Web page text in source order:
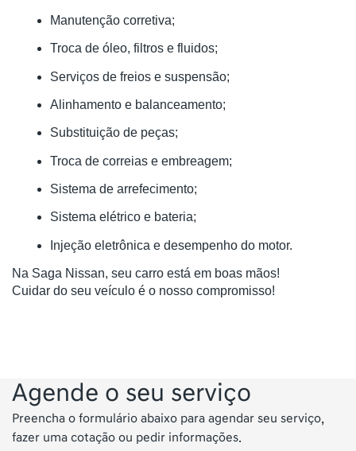
Manutenção corretiva;
Troca de óleo, filtros e fluidos;
Serviços de freios e suspensão;
Alinhamento e balanceamento;
Substituição de peças;
Troca de correias e embreagem;
Sistema de arrefecimento;
Sistema elétrico e bateria;
Injeção eletrônica e desempenho do motor.
Na Saga Nissan, seu carro está em boas mãos!
Cuidar do seu veículo é o nosso compromisso!
Agende o seu serviço
Preencha o formulário abaixo para agendar seu serviço,
fazer uma cotação ou pedir informações.